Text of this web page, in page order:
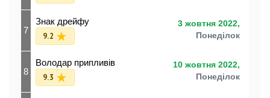
7
Знак дрейфу
9.2
3 жовтня 2022,
Понеділок
8
Володар припливів
9.3
10 жовтня 2022,
Понеділок